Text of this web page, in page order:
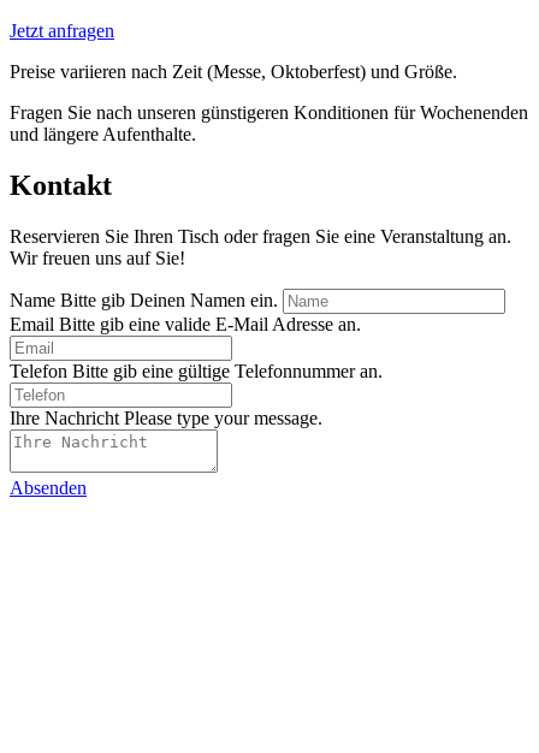
Jetzt anfragen
Preise variieren nach Zeit (Messe, Oktoberfest) und Größe.
Fragen Sie nach unseren günstigeren Konditionen für Wochenenden
und längere Aufenthalte.
Kontakt
Reservieren Sie Ihren Tisch oder fragen Sie eine Veranstaltung an.
Wir freuen uns auf Sie!
Name Bitte gib Deinen Namen ein.
Email Bitte gib eine valide E-Mail Adresse an.
Telefon Bitte gib eine gültige Telefonnummer an.
Ihre Nachricht Please type your message.
Absenden